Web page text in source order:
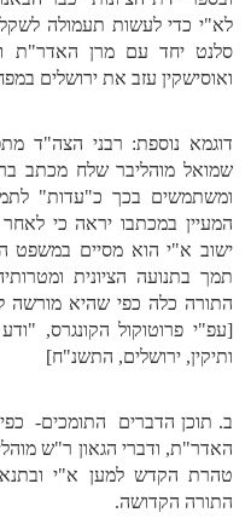
לא"י כדי לעשות תעמולה לשקל
סלנט יחד עם מרן האדר"ת
ואוסישקין עזב את ירושלים
דוגמא נוספת: רבני הצה"ד
שמואל מוהליבר שלח מכתב
ומשתמשים בכך כ"עדות"
המעיין במכתבו יראה כי
ישוב א"י הוא מסיים במשפט
תמך בתנועה הציונית
התורה כלה כפי שהיא מורשה
[עפ"י פרוטוקול הקונגרס,
ותיקין, ירושלים, התשנ"ח]
ב. תוכן הדברים התומכים- כפי
האדר"ת, ודברי הגאון ר"ש
טהרת הקדש למען א"י
התורה הקדושה.